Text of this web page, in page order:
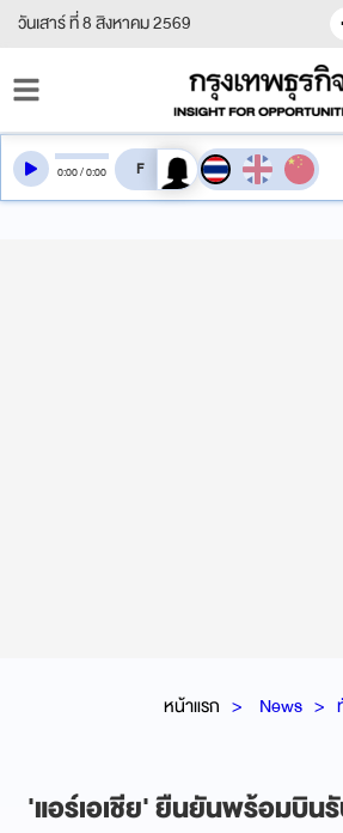
วันเสาร์ ที่ 8 สิงหาคม 2569
หน้าแรก News
'แอร์เอเชีย' ยืนยันพร้อมบิน
0:00/0:00 สลับเสียงอ่าน